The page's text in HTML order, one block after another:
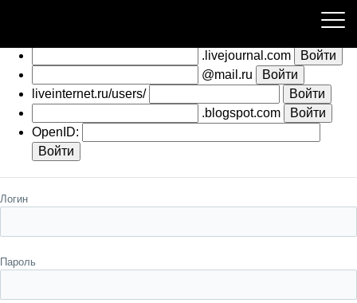
.livejournal.com
@mail.ru
liveinternet.ru/users/
.blogspot.com
OpenID:
Логин
Пароль